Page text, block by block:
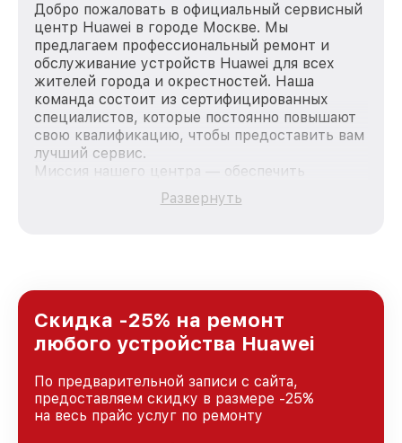
Добро пожаловать в официальный сервисный
центр Huawei в городе Москве. Мы
предлагаем профессиональный ремонт и
обслуживание устройств Huawei для всех
жителей города и окрестностей. Наша
команда состоит из сертифицированных
специалистов, которые постоянно повышают
свою квалификацию, чтобы предоставить вам
лучший сервис.
Миссия нашего центра — обеспечить
качественный и доступный ремонт для
каждого пользователя продукции Huawei, вне
Москве, постоянно повышая уровень доверия
и лояльности наших клиентов.
Развернуть
Скидка -25% на ремонт
любого устройства Huawei
По предварительной записи с сайта,
предоставляем скидку в размере -25%
на весь прайс услуг по ремонту